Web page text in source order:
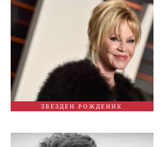
ЗВЕЗДЕН РОЖДЕНИК